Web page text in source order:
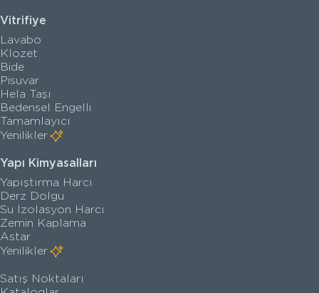
Vitrifiye
Lavabo
Klozet
Bide
Pisuvar
Hela Taşı
Bedensel Engelli
Tamamlayıcı
Yenilikler
Yapı Kimyasalları
Yapıştırma Harcı
Derz Dolgu
Su İzolasyon Harcı
Zemin Kaplama
Astar
Yenilikler
Satış Noktaları